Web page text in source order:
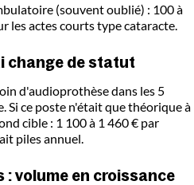
(souvent oublié) : 100 à
les actes courts type cataracte.
change de statut
d'audioprothèse dans les 5
Si ce poste n'était que théorique à
cible : 1 100 à 1 460 € par
piles annuel.
: volume en croissance